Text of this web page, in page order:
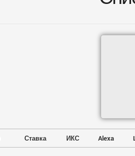
Ставка ИКС Alexa